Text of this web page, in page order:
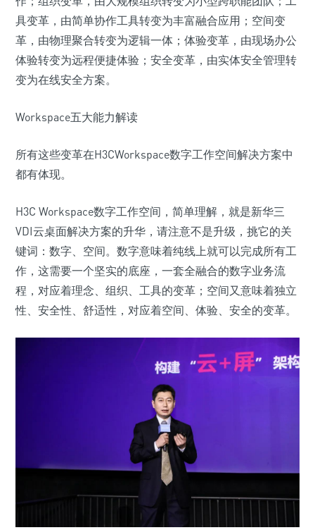
具变革，由简单协作工具转变为丰富融合应用；空间变
革，由物理聚合转变为逻辑一体；体验变革，由现场办公
体验转变为远程便捷体验；安全变革，由实体安全管理转
变为在线安全方案。
Workspace五大能力解读
所有这些变革在H3CWorkspace数字工作空间解决方案中
都有体现。
H3C Workspace数字工作空间，简单理解，就是新华三
VDI云桌面解决方案的升华，请注意不是升级，挑它的关
键词：数字、空间。数字意味着纯线上就可以完成所有工
作，这需要一个坚实的底座，一套全融合的数字业务流
程，对应着理念、组织、工具的变革；空间又意味着独立
性、安全性、舒适性，对应着空间、体验、安全的变革。